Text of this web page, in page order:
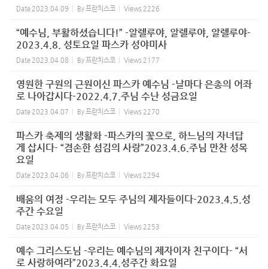
Date 2023.04.09 By프란치스코 Views 2226
“예수님, 부활하셨습니다!” -알렐루야, 알렐루야, 알렐루야-
2023.4.8. 성토요일 파스카 성야미사
Date 2023.04.08 By프란치스코 Views 2177
영원한 구원의 근원이신 파스카 예수님 -날마다 은총의 어좌
로 나아갑시다-2022.4.7.주님 수난 성금요일
Date 2023.04.07 By프란치스코 Views 2270
파스카 축제의 생활화 -파스카의 꽃으로, 하느님의 자녀답
게 삽시다- “겸손한 섬김의 사랑”2023.4.6.주님 만찬 성목
요일
Date 2023.04.06 By프란치스코 Views 2294
배움의 여정 -우리는 모두 주님의 제자들이다-2023.4.5.성
주간 수요일
Date 2023.04.05 By프란치스코 Views 2253
예수 그리스도님 -우리는 예수님의 제자이자 친구이다- “서
로 사랑하여라”2023.4.4.성주간 화요일